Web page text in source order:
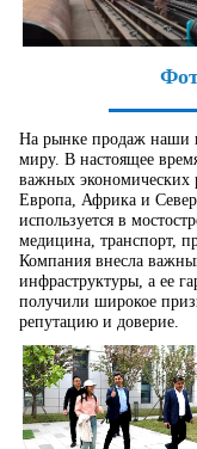
На рынке продаж наши
миру. В настоящее
важных экономических
Европа, Африка и
используется в
медицина, транспорт,
Компания внесла
инфраструктуры, а ее
получили широкое
репутацию и доверие.